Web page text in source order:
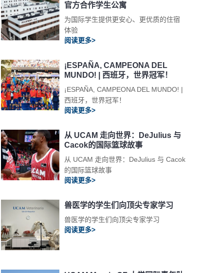
官方合作学生公寓
为国际学生提供更安心、更优质的住宿
体验
阅读更多>
¡ESPAÑA, CAMPEONA DEL
MUNDO! | 西班牙，世界冠军！
¡ESPAÑA, CAMPEONA DEL MUNDO! |
西班牙，世界冠军！
阅读更多>
从 UCAM 走向世界：DeJulius 与
Cacok的国际篮球故事
从 UCAM 走向世界：DeJulius 与 Cacok
的国际篮球故事
阅读更多>
兽医学的学生们向顶尖专家学习
兽医学的学生们向顶尖专家学习
阅读更多>